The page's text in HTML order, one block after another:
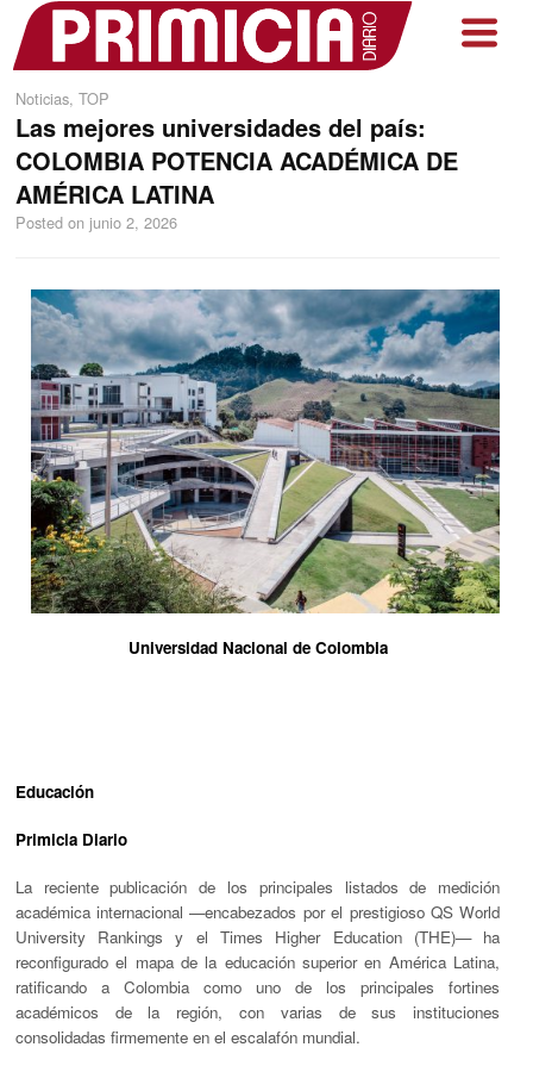
Noticias, TOP
Las mejores universidades del país:
COLOMBIA POTENCIA ACADÉMICA DE
AMÉRICA LATINA
Posted on junio 2, 2026
Universidad Nacional de Colombia
Educación
Primicia Diario
La reciente publicación de los principales listados de medición
académica internacional —encabezados por el prestigioso QS World
University Rankings y elTimes Higher Education (THE)— ha
reconfigurado el mapa de la educación superior en América Latina,
ratificando a Colombia como uno de los principales fortines
académicos de la región, con varias de sus instituciones
consolidadas firmemente en el escalafón mundial.